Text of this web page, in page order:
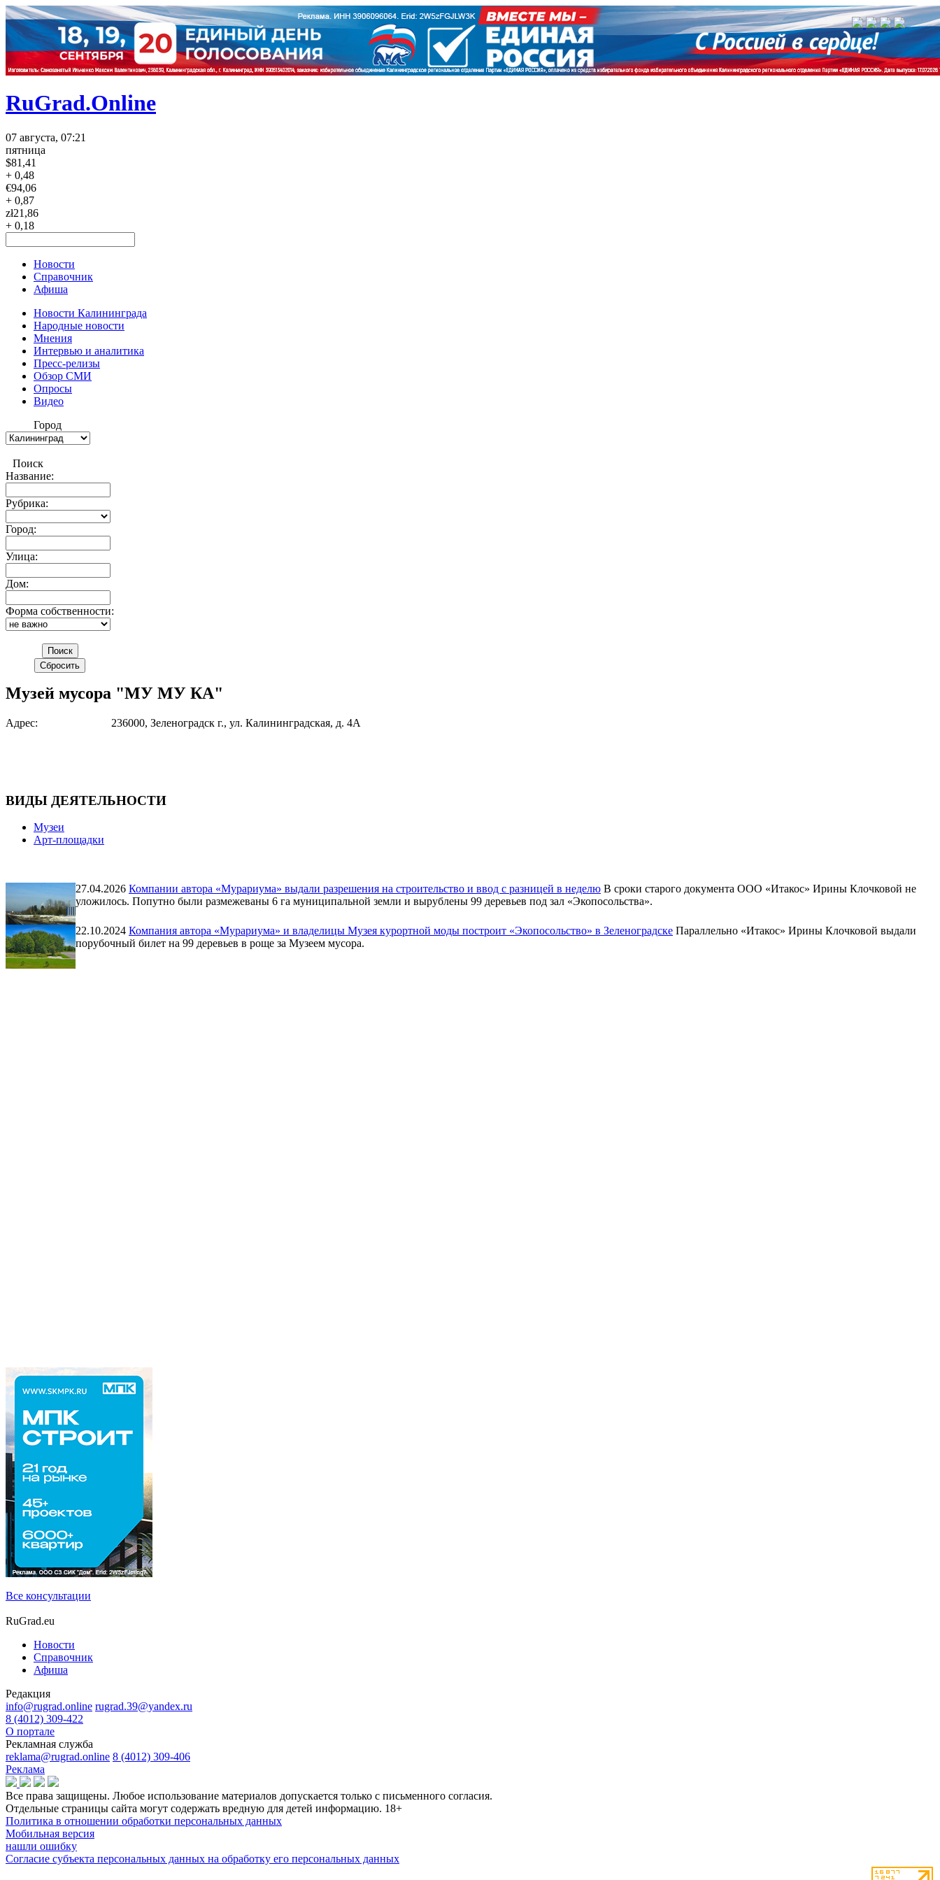
RuGrad.Online
07 августа, 07:21
пятница
$81,41
+ 0,48
€94,06
+ 0,87
zł21,86
+ 0,18
Новости
Справочник
Афиша
Новости Калининграда
Народные новости
Мнения
Интервью и аналитика
Пресс-релизы
Обзор СМИ
Опросы
Видео
Город
Поиск
Название:
Рубрика:
Город:
Улица:
Дом:
Форма собственности:
Музей мусора "МУ МУ КА"
Адрес: 236000, Зеленоградск г., ул. Калининградская, д. 4А
ВИДЫ ДЕЯТЕЛЬНОСТИ
Музеи
Арт-площадки
27.04.2026 Компании автора «Мурариума» выдали разрешения на строительство и ввод с разницей в неделю В сроки старого документа ООО «Итакос» Ирины Клочковой не
уложилось. Попутно были размежеваны 6 га муниципальной земли и вырублены 99 деревьев под зал «Экопосольства».
22.10.2024 Компания автора «Мурариума» и владелицы Музея курортной моды построит «Экопосольство» в Зеленоградске Параллельно «Итакос» Ирины Клочковой выдали
порубочный билет на 99 деревьев в роще за Музеем мусора.
Все консультации
RuGrad.eu
Новости
Справочник
Афиша
Редакция
info@rugrad.online rugrad.39@yandex.ru
8 (4012) 309-422
О портале
Рекламная служба
reklama@rugrad.online 8 (4012) 309-406
Реклама
Все права защищены. Любое использование материалов допускается только с письменного согласия.
Отдельные страницы сайта могут содержать вредную для детей информацию. 18+
Политика в отношении обработки персональных данных
Мобильная версия
нашли ошибку
Согласие субъекта персональных данных на обработку его персональных данных